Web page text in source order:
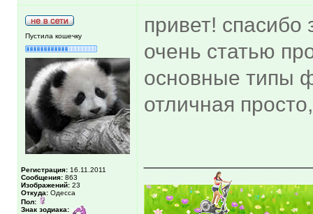
Пустила кошечку
Регистрация: 16.11.2011
Сообщения: 863
Изображений: 23
Откуда: Одесса
Пол:
Знак зодиака:
привет! спасибо
очень статью
основные типы
отличная